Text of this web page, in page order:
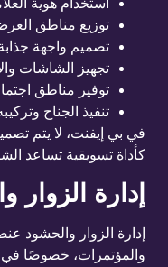
توزيع مناطق
تصميم واجهة
تجهيز الشاشات
توفير مناطق
تنفيذ الجناح
في بي إيفنت، لا يتم
كأداة تسويقية تساعد
إدارة الزوار
إدارة الزوار والحشود
والمؤتمرات، خصوصًا في